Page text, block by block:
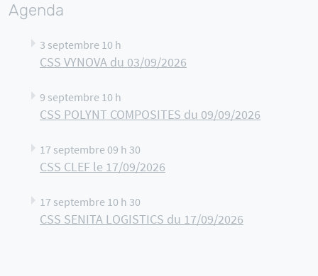
Agenda
3 septembre 10 h
CSS VYNOVA du 03/09/2026
9 septembre 10 h
CSS POLYNT COMPOSITES du 09/09/2026
17 septembre 09 h 30
CSS CLEF le 17/09/2026
17 septembre 10 h 30
CSS SENITA LOGISTICS du 17/09/2026